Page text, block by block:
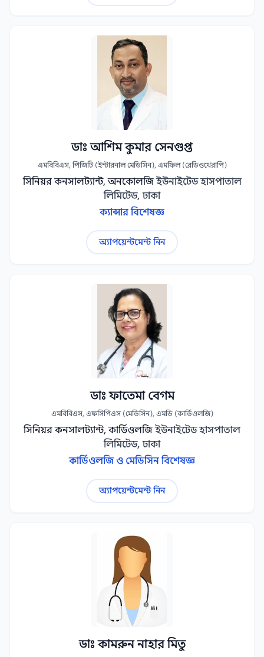
ডাঃ আশিম কুমার সেনগুপ্ত
এমবিবিএস, পিজিটি (ইন্টারনাল মেডিসিন), এমফিল (রেডিওথেরাপি)
সিনিয়র কনসালট্যান্ট, অনকোলজি ইউনাইটেড হাসপাতাল
লিমিটেড, ঢাকা
ক্যান্সার বিশেষজ্ঞ
অ্যাপয়েন্টমেন্ট নিন
ডাঃ ফাতেমা বেগম
এমবিবিএস, এফসিপিএস (মেডিসিন), এমডি (কার্ডিওলজি)
সিনিয়র কনসালট্যান্ট, কার্ডিওলজি ইউনাইটেড হাসপাতাল
লিমিটেড, ঢাকা
কার্ডিওলজি ও মেডিসিন বিশেষজ্ঞ
অ্যাপয়েন্টমেন্ট নিন
ডাঃ কামরুন নাহার মিতু